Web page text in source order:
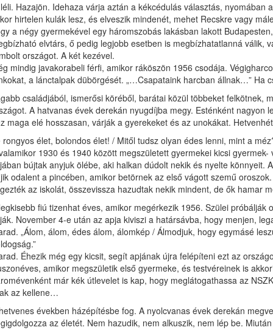
Hazajön. Idehaza várja aztán a kékcédulás választás,
hirtelen kulák lesz, és elveszik mindenét, mehet Recskre vagy
a négy gyermekével egy háromszobás lakásban lakott
elvtárs, ő pedig legjobb esetben is megbízhatatlanná válik,
országot. A két kezével.
mindig javakorabeli férfi, amikor ráköszön 1956 csodája.
a lánctalpak dübörgését. „…Csapataink harcban állnak…” Ha
családjából, ismerősi köréből, barátai közül többeket felkötnek,
A hatvanas évek derekán nyugdíjba megy. Esténként
maga elé hosszasan, várják a gyerekeket és az unokákat.
rongyos élet, bolondos élet! / Mitől tudsz olyan édes lenni, mint a
1930 és 1940 között megszületett gyermekei kicsi
bújtak anyjuk ölébe, aki halkan dúdolt nekik és nyelte
odalent a pincében, amikor betörnek az első vágott szemű
az iskolát, összevissza hazudtak nekik mindent, de ők hamar
fiú tizenhat éves, amikor megérkezik 1956. Szülei
November 4-e után az apja kiviszi a határsávba, hogy menjen,
„Álom, álom, édes álom, álomkép / Álmodjuk, hogy egymásé
Éhezik még egy kicsit, segít apjának újra felépíteni ezt az
amikor megszületik első gyermeke, és testvéreinek is
már kék útlevelet is kap, hogy meglátogathassa az
az kellene…
években házépítésbe fog. A nyolcvanas évek derekán
az életét. Nem hazudik, nem alkuszik, nem lép be.